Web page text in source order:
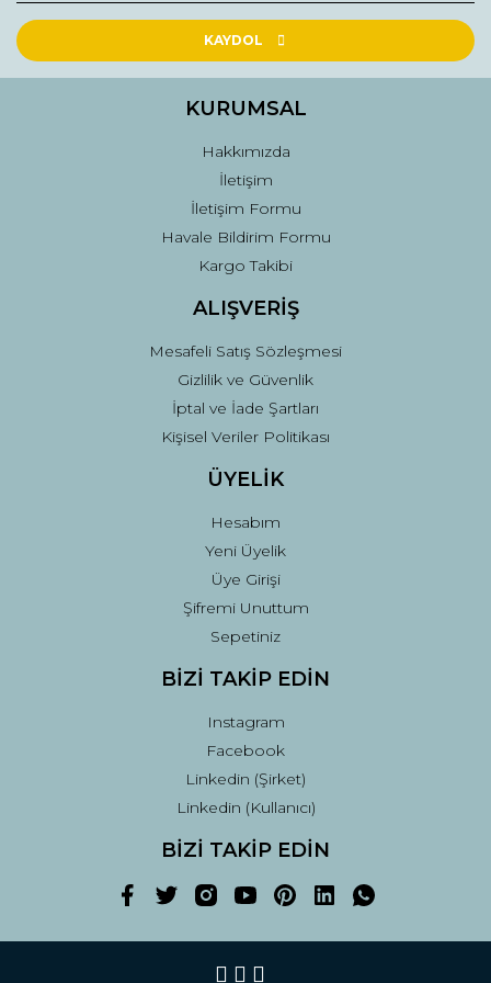
Ürün resmi kalitesiz, bozuk veya görüntülenemiyor.
Ürün açıklamasında eksik bilgiler bulunuyor.
Ürün fiyatı diğer sitelerden daha pahalı.
Gönder
KAYDOL
KURUMSAL
Hakkımızda
İletişim
İletişim Formu
Havale Bildirim Formu
Kargo Takibi
ALIŞVERİŞ
Mesafeli Satış Sözleşmesi
Gizlilik ve Güvenlik
İptal ve İade Şartları
Kişisel Veriler Politikası
ÜYELİK
Hesabım
Yeni Üyelik
Üye Girişi
Şifremi Unuttum
Sepetiniz
BİZİ TAKİP EDİN
Instagram
Facebook
Linkedin (Şirket)
Linkedin (Kullanıcı)
BİZİ TAKİP EDİN